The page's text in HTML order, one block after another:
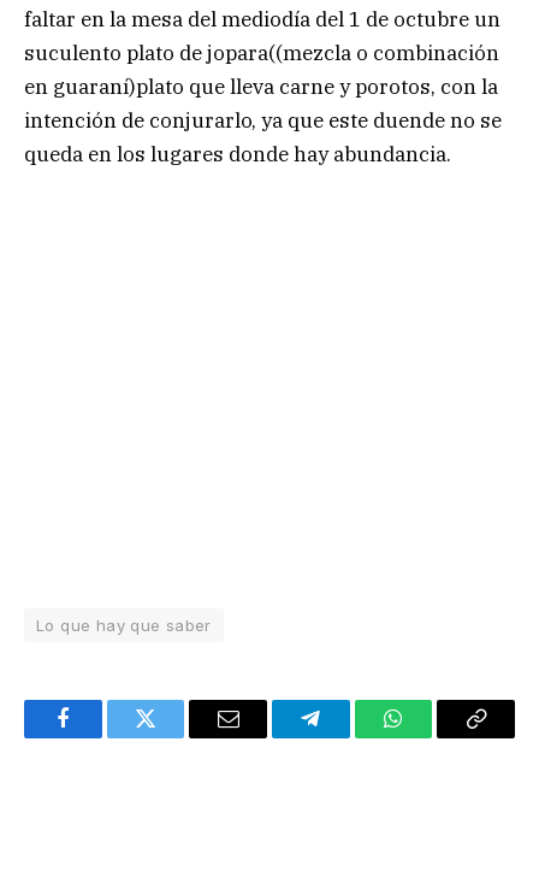
faltar en la mesa del mediodía del 1 de octubre un
suculento plato de jopara((mezcla o combinación
en guaraní)plato que lleva carne y porotos, con la
intención de conjurarlo, ya que este duende no se
queda en los lugares donde hay abundancia.
Lo que hay que saber
FacebookTwitter Email TelegramWhatsAppCopy